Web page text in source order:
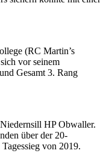
(RC Martin’s
vor seinem
Gesamt 3. Rang
HP Obwaller.
über der 20-
von 2019.